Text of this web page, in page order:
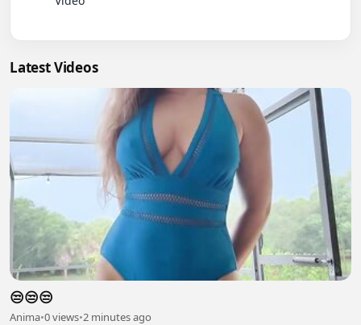
Latest Videos
😒😒😒
Anima•0 views•2 minutes ago